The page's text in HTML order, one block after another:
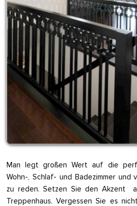
Man legt großen Wert auf die
Wohn-, Schlaf- und Badezimmer und
zu reden. Setzen Sie den Akzent
Treppenhaus. Vergessen Sie es